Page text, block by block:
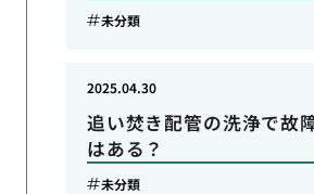
未分類
追い焚き配管の洗浄で故
はある？
2025.04.30
未分類